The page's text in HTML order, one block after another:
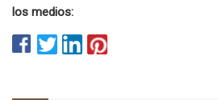
los medios: